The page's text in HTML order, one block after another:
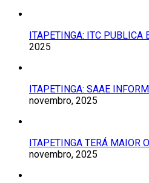
ITAPETINGA: ITC PUBLICA
2025
ITAPETINGA: SAAE
novembro, 2025
ITAPETINGA TERÁ MAIOR
novembro, 2025